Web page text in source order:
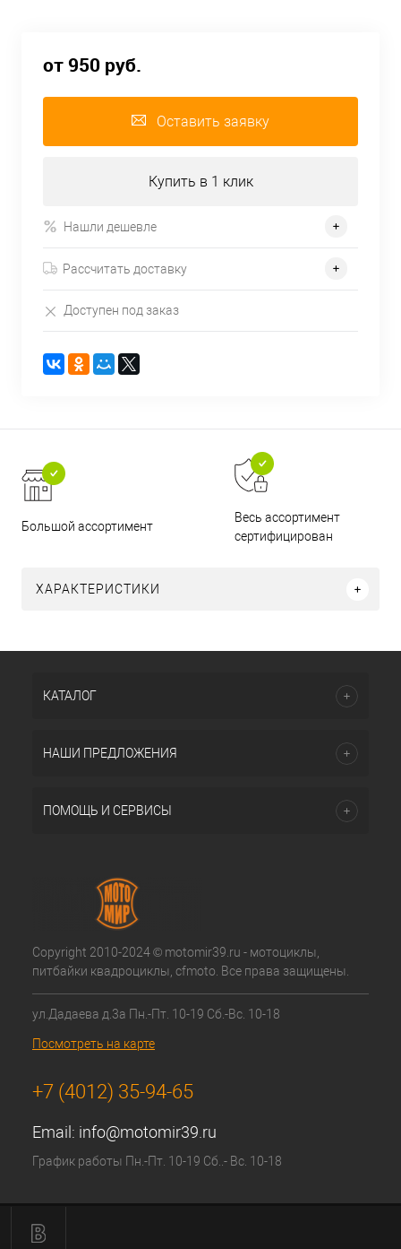
от 950 руб.
Оставить заявку
Купить в 1 клик
Нашли дешевле
Рассчитать доставку
Доступен под заказ
Большой ассортимент
Весь ассортимент
сертифицирован
ХАРАКТЕРИСТИКИ
КАТАЛОГ
НАШИ ПРЕДЛОЖЕНИЯ
ПОМОЩЬ И СЕРВИСЫ
Copyright 2010-2024 © motomir39.ru - мотоциклы,
питбайки квадроциклы, cfmoto. Все права защищены.
ул.Дадаева д.3а Пн.-Пт. 10-19 Сб.-Вс. 10-18
Посмотреть на карте
+7 (4012) 35-94-65
Email: info@motomir39.ru
График работы Пн.-Пт. 10-19 Сб..- Вс. 10-18